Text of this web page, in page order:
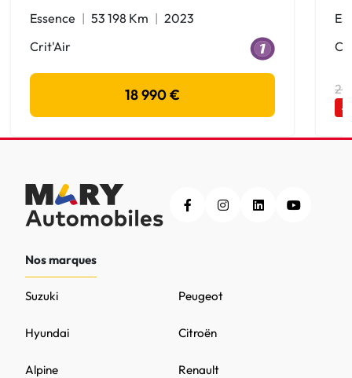
Essence 53 198 Km
2023
Crit'Air
18 990 €
-
Nos marques
Peugeot
Citroën
Renault
Hyundai
Alpine
Suzuki